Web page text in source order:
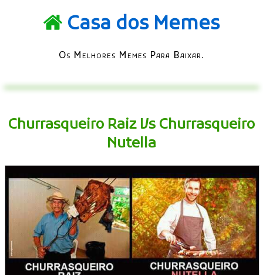
Casa dos Memes
Os Melhores Memes Para Baixar.
Churrasqueiro Raiz Vs Churrasqueiro
Nutella